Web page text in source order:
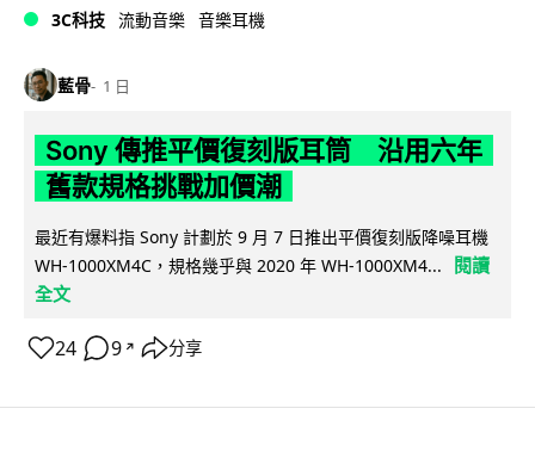
3C科技 流動音樂 音樂耳機
藍骨 1 日
Sony 傳推平價復刻版耳筒 沿用六年
舊款規格挑戰加價潮
最近有爆料指 Sony 計劃於 9 月 7 日推出平價復刻版降噪耳機
WH-1000XM4C，規格幾乎與 2020 年 WH-1000XM4...
閱讀
全文
24 9 ↗ 分享